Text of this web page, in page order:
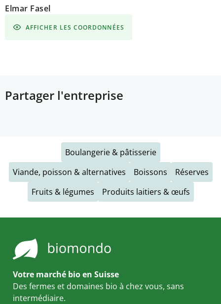
Elmar Fasel
AFFICHER LES COORDONNÉES
Partager l'entreprise
Boulangerie & pâtisserie
Viande, poisson & alternatives
Boissons
Réserves
Fruits & légumes
Produits laitiers & œufs
Votre marché bio en Suisse
Des fermes et domaines bio à chez vous, sans
intermédiaire.